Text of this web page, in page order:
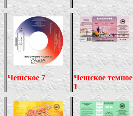
Чешское 7
Чешское темное
1